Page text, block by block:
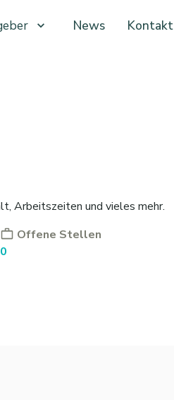
News Kontakt
Arbeitszeiten und vieles mehr.
Offene Stellen
0